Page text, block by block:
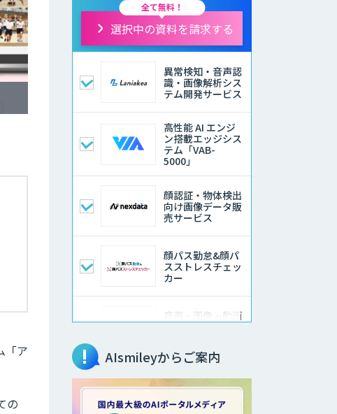
「ア
の
全て無料！
選択中の資料を請求する
異常検知・音声認
識・画像解析シス
テム開発サービス
高性能 AI エンジ
ン搭載エッジシス
テム「VAB-
5000」
顔認証・物体検出
向け画像データ販
売サービス
顔パス勤怠&顔パ
スストレスチェッ
カー
音声・画像・動画
データセット販
法人向けAIドライ
ブレコーダー「ナ
ウト」
AIsmileyからご案内